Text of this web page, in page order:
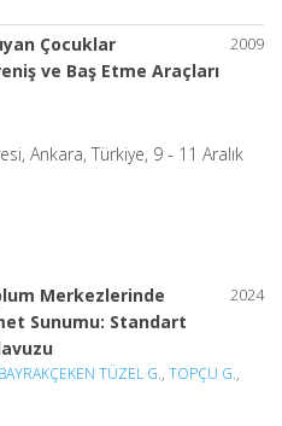
2009
Çocuklar
ve Baş Etme Araçları
Ankara, Türkiye, 9 - 11 Aralık
2024
Merkezlerinde
Sunumu: Standart
BAYRAKÇEKEN TÜZEL G., TOPÇU G.,